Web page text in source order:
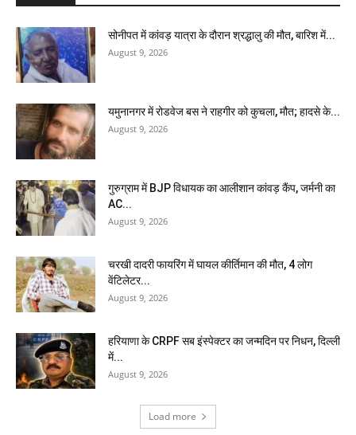
सोनीपत में कांवड़ यात्रा के दौरान श्रद्धालु की मौत, बारिश में...
August 9, 2026
यमुनानगर में रोडवेज बस ने राहगीर को कुचला, मौत; हादसे के...
August 9, 2026
गुरुग्राम में BJP विधायक का आलीशान कांवड़ कैंप, जर्मनी का
AC...
August 9, 2026
चरखी दादरी फायरिंग में घायल कीर्तिमान की मौत, 4 लोग
वेंटिलेटर...
August 9, 2026
हरियाणा के CRPF सब इंस्पेक्टर का जन्मदिन पर निधन, दिल्ली
में...
August 9, 2026
Load more